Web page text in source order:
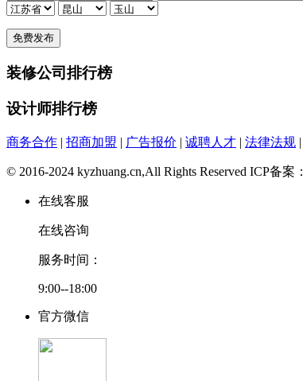
装修公司排行榜
设计师排行榜
商务合作 | 招商加盟 | 广告报价 | 诚聘人才 | 法律法规 |
© 2016-2024 kyzhuang.cn,All Rights Reserved ICP备案：
在线客服
在线咨询
服务时间：
9:00--18:00
官方微信